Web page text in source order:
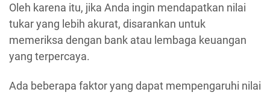
Oleh karena itu, jika Anda ingin mendapatkan nilai
tukar yang lebih akurat, disarankan untuk
memeriksa dengan bank atau lembaga keuangan
yang terpercaya.
Ada beberapa faktor yang dapat mempengaruhi nilai